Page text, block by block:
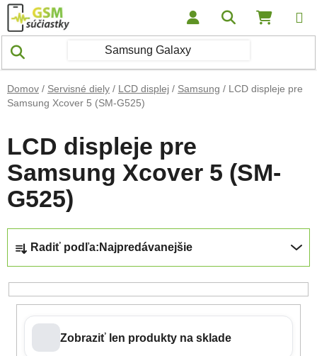
Prejsť na obsah Hľadať
Domov / Servisné diely / LCD displej / Samsung / LCD displeje pre
Samsung Xcover 5 (SM-G525)
LCD displeje pre
Samsung Xcover 5 (SM-
G525)
Radiť podľa: Najpredávanejšie
Zobraziť len produkty na sklade